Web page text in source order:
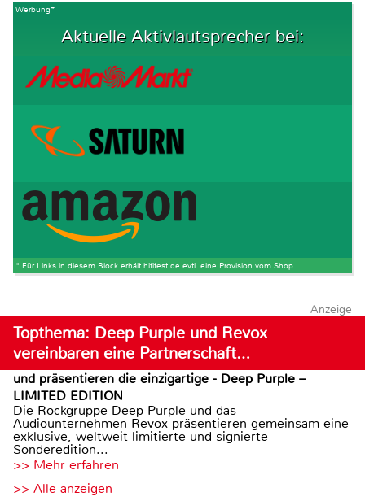
Werbung*
Aktuelle Aktivlautsprecher bei:
* Für Links in diesem Block erhält hifitest.de evtl. eine Provision vom Shop
Anzeige
Topthema: Deep Purple und Revox
vereinbaren eine Partnerschaft…
und präsentieren die einzigartige - Deep Purple –
LIMITED EDITION
Die Rockgruppe Deep Purple und das
Audiounternehmen Revox präsentieren gemeinsam eine
exklusive, weltweit limitierte und signierte
Sonderedition...
>> Mehr erfahren
>> Alle anzeigen